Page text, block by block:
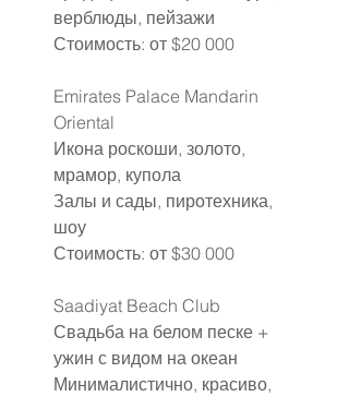
верблюды, пейзажи
Стоимость: от $20 000
Emirates Palace Mandarin
Oriental
Икона роскоши, золото,
мрамор, купола
Залы и сады, пиротехника,
шоу
Стоимость: от $30 000
Saadiyat Beach Club
Свадьба на белом песке +
ужин с видом на океан
Минималистично, красиво,